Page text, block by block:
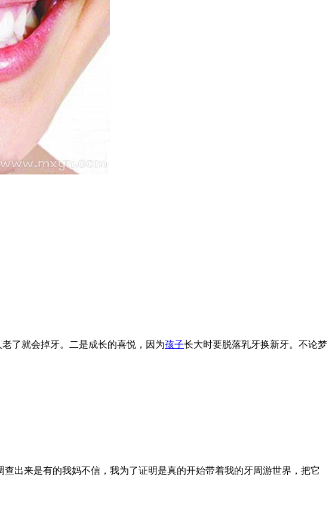
了就会掉牙。二是成长的喜悦，因为孩子长大时要脱落乳牙换新牙。不论梦
出来是有的我妈不信，我为了证明是真的开始带着我的牙周游世界，把它